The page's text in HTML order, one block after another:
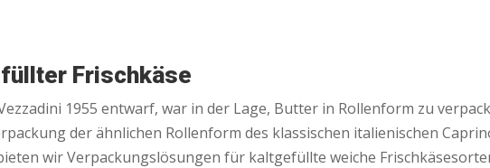
Frischkäse
1955 entwarf, war in der Lage, Butter in Rollenform zu
der ähnlichen Rollenform des klassischen italienischen
wir Verpackungslösungen für kaltgefüllte weiche